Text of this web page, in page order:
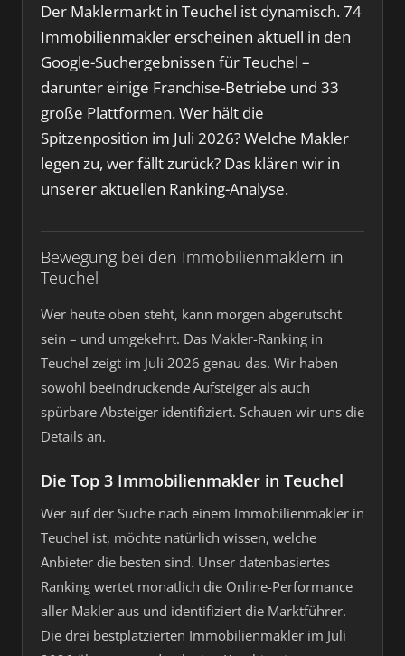
Der Maklermarkt in Teuchel ist dynamisch. 74
Immobilienmakler erscheinen aktuell in den
Google-Suchergebnissen für Teuchel –
darunter einige Franchise-Betriebe und 33
große Plattformen. Wer hält die
Spitzenposition im Juli 2026? Welche Makler
legen zu, wer fällt zurück? Das klären wir in
unserer aktuellen Ranking-Analyse.
Bewegung bei den Immobilienmaklern in
Teuchel
Wer heute oben steht, kann morgen abgerutscht
sein – und umgekehrt. Das Makler-Ranking in
Teuchel zeigt im Juli 2026 genau das. Wir haben
sowohl beeindruckende Aufsteiger als auch
spürbare Absteiger identifiziert. Schauen wir uns die
Details an.
Die Top 3 Immobilienmakler in Teuchel
Wer auf der Suche nach einem Immobilienmakler in
Teuchel ist, möchte natürlich wissen, welche
Anbieter die besten sind. Unser datenbasiertes
Ranking wertet monatlich die Online-Performance
aller Makler aus und identifiziert die Marktführer.
Die drei bestplatzierten Immobilienmakler im Juli